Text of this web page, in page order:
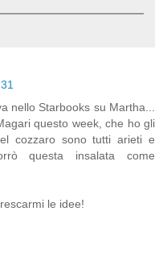
nello Starbooks su Martha...
questo week, che ho gli
cozzaro sono tutti arieti e
questa insalata come
le idee!